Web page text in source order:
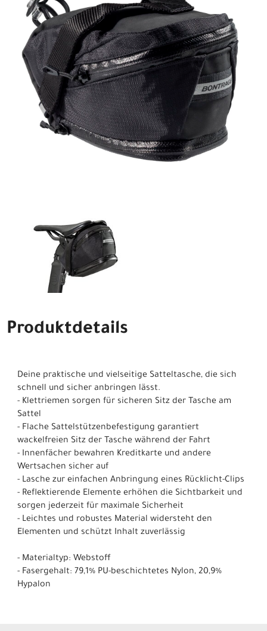
Produktdetails
Deine praktische und vielseitige Satteltasche, die sich
schnell und sicher anbringen lässt.
- Klettriemen sorgen für sicheren Sitz der Tasche am
Sattel
- Flache Sattelstützenbefestigung garantiert
wackelfreien Sitz der Tasche während der Fahrt
- Innenfächer bewahren Kreditkarte und andere
Wertsachen sicher auf
- Lasche zur einfachen Anbringung eines Rücklicht-Clips
- Reflektierende Elemente erhöhen die Sichtbarkeit und
sorgen jederzeit für maximale Sicherheit
- Leichtes und robustes Material widersteht den
Elementen und schützt Inhalt zuverlässig
- Materialtyp: Webstoff
- Fasergehalt: 79,1% PU-beschichtetes Nylon, 20,9%
Hypalon